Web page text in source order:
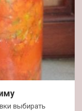
выбирать